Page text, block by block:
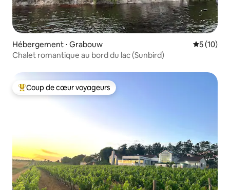
Hébergement ⋅ Grabouw
5 (10)
Chalet romantique au bord du lac (Sunbird)
Coups de cœur voyageurs les plus appréciés
Coup de cœur voyageurs